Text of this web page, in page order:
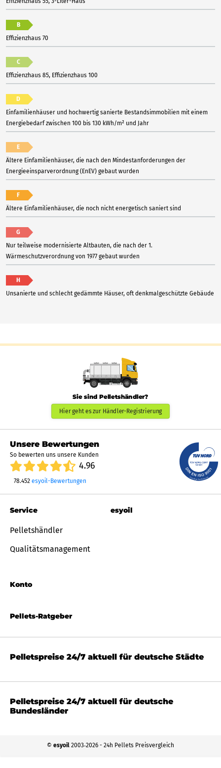
B
Effizienzhaus 70
C
Effizienzhaus 85, Effizienzhaus 100
D
Einfamilienhäuser und hochwertig sanierte Bestandsimmobilien mit einem
Energiebedarf zwischen 100 bis 130 kWh/m² und Jahr
E
Ältere Einfamilienhäuser, die nach den Mindestanforderungen der
Energieeinsparverordnung (EnEV) gebaut wurden
F
Ältere Einfamilienhäuser, die noch nicht energetisch saniert sind
G
Nur teilweise modernisierte Altbauten, die nach der 1.
Wärmeschutzverordnung von 1977 gebaut wurden
H
Unsanierte und schlecht gedämmte Häuser, oft denkmalgeschützte Gebäude
Sie sind Pelletshändler?
Hier geht es zur Händler-Registrierung
Unsere Bewertungen
So bewerten uns unsere Kunden
4.96
78.452 esyoil-Bewertungen
Pellets-Ratgeber
Service
Pelletshändler
Qualitätsmanagement
Konto
esyoil
Pelletspreise 24/7 aktuell für deutsche Städte
Pelletspreise 24/7 aktuell für deutsche
Bundesländer
© esyoil 2003‐2026 - 24h Pellets Preisvergleich